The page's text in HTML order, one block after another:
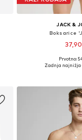
JACK &
Boksarice
Razpoložljive
Prvotno:
Zadnja najnižja